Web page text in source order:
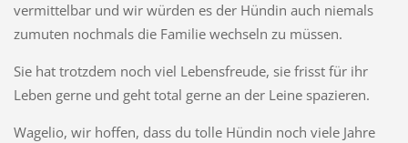
vermittelbar und wir würden es der Hündin auch niemals
zumuten nochmals die Familie wechseln zu müssen.
Sie hat trotzdem noch viel Lebensfreude, sie frisst für ihr
Leben gerne und geht total gerne an der Leine spazieren.
Wagelio, wir hoffen, dass du tolle Hündin noch viele Jahre